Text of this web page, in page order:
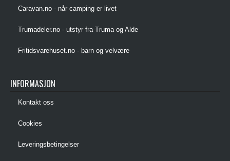
Caravan.no - når camping er livet
Trumadeler.no - utstyr fra Truma og Alde
Fritidsvarehuset.no - barn og velvære
INFORMASJON
Kontakt oss
Cookies
Leveringsbetingelser